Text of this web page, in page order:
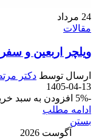
24 مرداد
مقالات
ویلچر اربعین و
ارسال توسط دکتر
1405-04-13
-5% افزودن به سبد خرید مشاهده سریع افزودن به علاقه مندی ویلچر آلومینیومی سبک ...
ادامه مطلب
بستن
آگوست 2026